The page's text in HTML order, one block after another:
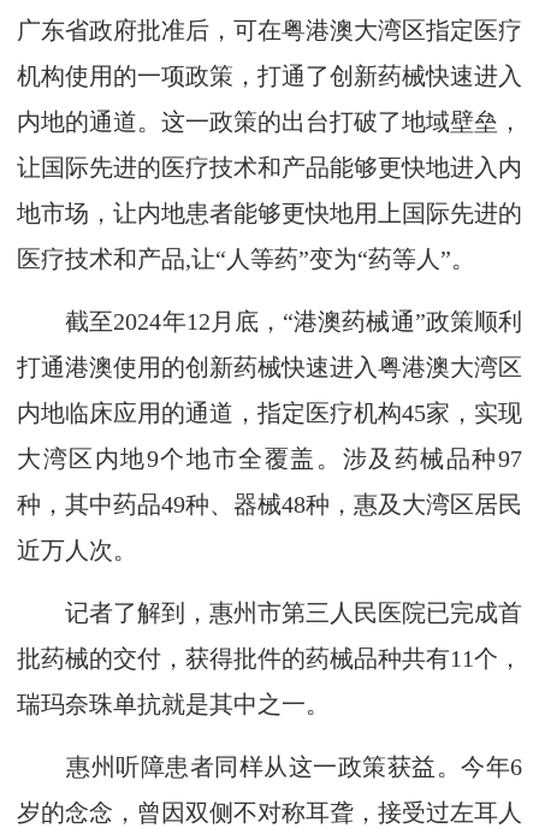
广东省政府批准后，可在粤港澳大湾区指定医疗
机构使用的一项政策，打通了创新药械快速进入
内地的通道。这一政策的出台打破了地域壁垒，
让国际先进的医疗技术和产品能够更快地进入内
地市场，让内地患者能够更快地用上国际先进的
医疗技术和产品,让“人等药”变为“药等人”。
截至2024年12月底，“港澳药械通”政策顺利
打通港澳使用的创新药械快速进入粤港澳大湾区
内地临床应用的通道，指定医疗机构45家，实现
大湾区内地9个地市全覆盖。涉及药械品种97
种，其中药品49种、器械48种，惠及大湾区居民
近万人次。
记者了解到，惠州市第三人民医院已完成首
批药械的交付，获得批件的药械品种共有11个，
瑞玛奈珠单抗就是其中之一。
惠州听障患者同样从这一政策获益。今年6
岁的念念，曾因双侧不对称耳聋，接受过左耳人